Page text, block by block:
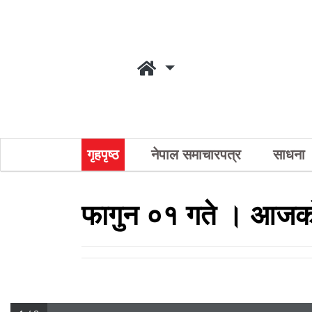
गृहपृष्ठ नेपाल समाचारपत्र साधना
फागुन ०१ गते ।